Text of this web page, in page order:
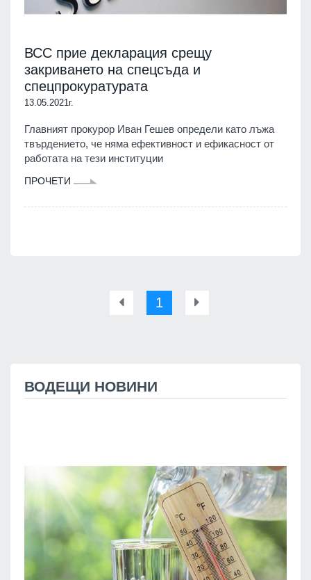
ВСС прие декларация срещу
закриването на спецсъда и
спецпрокуратурата
13.05.2021г.
Главният прокурор Иван Гешев определи като лъжа
твърдението, че няма ефективност и ефикасност от
работата на тези институции
ПРОЧЕТИ
1
ВОДЕЩИ НОВИНИ